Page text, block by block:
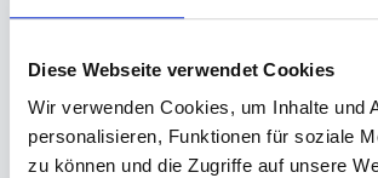
Diese Webseite verwendet Cookies
Wir verwenden Cookies, um Inhalte und
personalisieren, Funktionen für soziale
zu können und die Zugriffe auf unsere
Order your ownCans
Quantity